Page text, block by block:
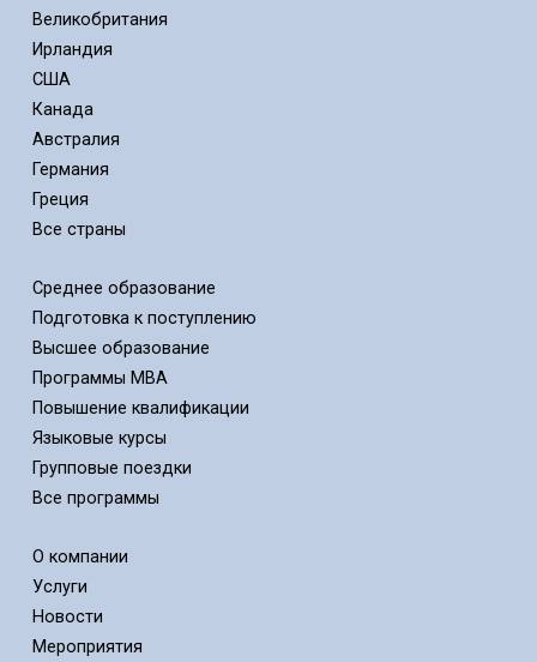
Великобритания
Ирландия
США
Канада
Австралия
Германия
Греция
Все страны
Среднее образование
Подготовка к поступлению
Высшее образование
Программы MBA
Повышение квалификации
Языковые курсы
Групповые поездки
Все программы
О компании
Услуги
Новости
Мероприятия